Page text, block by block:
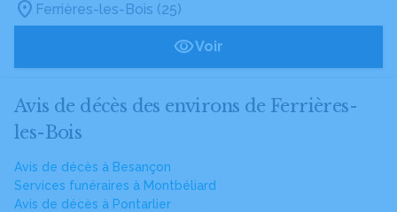
Ferrières-les-Bois (25)
Voir
Avis de décès des environs de Ferrières-
les-Bois
Avis de décès à Besançon
Services funéraires à Montbéliard
Avis de décès à Pontarlier